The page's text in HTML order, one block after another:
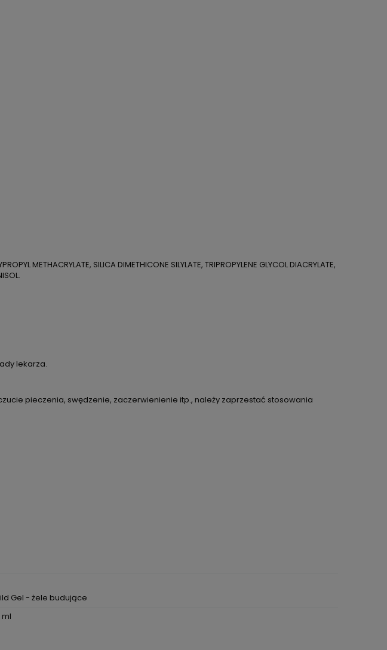
METHACRYLATE, SILICA DIMETHICONE SILYLATE, TRIPROPYLENE GLYCOL DIACRYLATE,
lekarza.
pieczenia, swędzenie, zaczerwienienie itp., należy zaprzestać stosowania
Gel - żele budujące
ml